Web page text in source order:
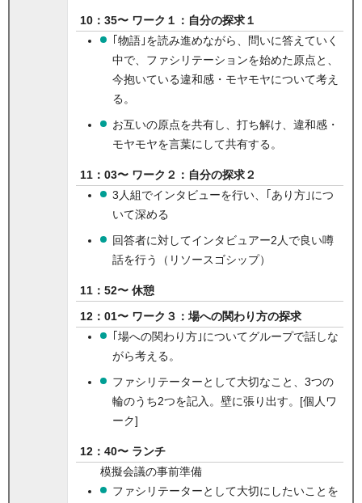
10：35〜 ワーク１：自分の探求１
｢物語｣を読み進めながら、問いに答えていく
中で、ファシリテーションを始めた原点と、
今抱いている違和感・モヤモヤについて考え
る。
お互いの原点を共有し、打ち解け、違和感・
モヤモヤを言葉にして共有する。
11：03〜 ワーク２：自分の探求２
3人組でインタビューを行い、｢あり方｣につ
いて深める
回答者に対してインタビュアー2人で良い噂
話を行う（リソースゴシップ）
11：52〜 休憩
12：01〜 ワーク３：場への関わり方の探求
｢場への関わり方｣についてグループで話しな
がら考える。
ファシリテーターとして大切なこと、3つの
輪のうち2つを記入。壁に張り出す。[個人ワ
ーク]
12：40〜 ランチ
模擬会議の事前準備
ファシリテーターとして大切にしたいことを